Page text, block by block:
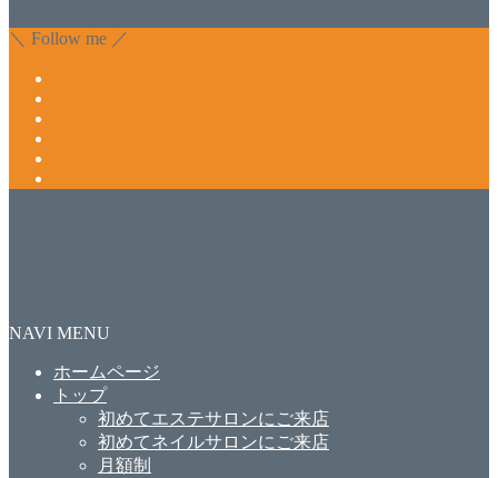
＼ Follow me ／
NAVI MENU
ホームページ
トップ
初めてエステサロンにご来店
初めてネイルサロンにご来店
月額制